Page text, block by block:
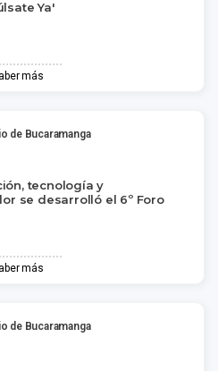
Ya'
más
de Bucaramanga
tecnología y
se desarrolló el 6º Foro
más
de Bucaramanga